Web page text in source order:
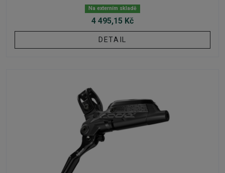
Na externím skladě
4 495,15 Kč
DETAIL